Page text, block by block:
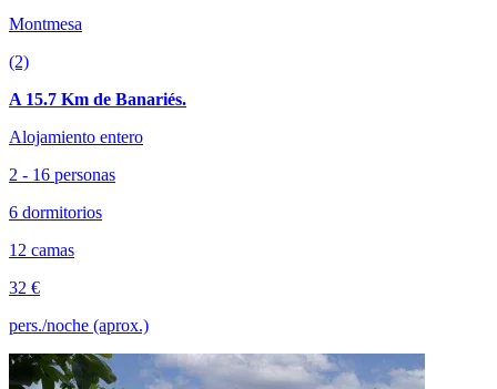
Montmesa
(2)
A 15.7 Km de Banariés.
Alojamiento entero
2 - 16 personas
6 dormitorios
12 camas
32 €
pers./noche (aprox.)